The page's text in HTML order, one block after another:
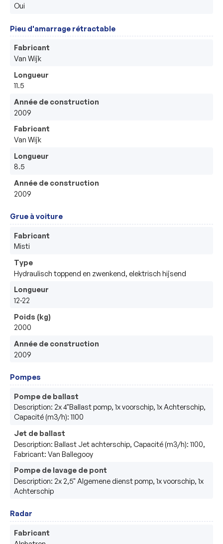
Oui
Pieu d'amarrage rétractable
Fabricant
Van Wijk
Longueur
11.5
Année de construction
2009
Fabricant
Van Wijk
Longueur
8.5
Année de construction
2009
Grue à voiture
Fabricant
Misti
Type
Hydraulisch toppend en zwenkend, elektrisch hijsend
Longueur
12-22
Poids (kg)
2000
Année de construction
2009
Pompes
Pompe de ballast
Description: 2x 4"Ballast pomp, 1x voorschip, 1x Achterschip,
Capacité (m3/h): 1100
Jet de ballast
Description: Ballast Jet achterschip, Capacité (m3/h): 1100,
Fabricant: Van Ballegooy
Pompe de lavage de pont
Description: 2x 2,5" Algemene dienst pomp, 1x voorschip, 1x
Achterschip
Radar
Fabricant